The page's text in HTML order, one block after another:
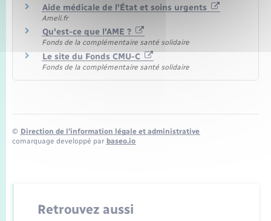
Aide médicale de l'État et soins urgents
Ameli.fr
Qu'est-ce que l'AME ?
Fonds de la complémentaire santé solidaire
Le site du Fonds CMU-C
Fonds de la complémentaire santé solidaire
© Direction de l’information légale et administrative
comarquage developpé par baseo.io
Retrouvez aussi